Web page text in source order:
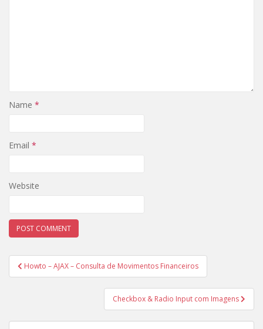
Name *
Email *
Website
Post
navigation
Howto – AJAX – Consulta de Movimentos Financeiros
Checkbox & Radio Input com Imagens